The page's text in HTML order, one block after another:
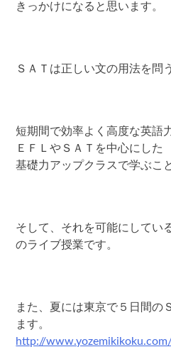
きっかけになると思います。
ＳＡＴは正しい文の用法を問
短期間で効率よく高度な英語
ＥＦＬやＳＡＴを中心にした
基礎力アップクラスで学ぶこ
そして、それを可能にしてい
のライブ授業です。
また、夏には東京で５日間の
ます。
http://